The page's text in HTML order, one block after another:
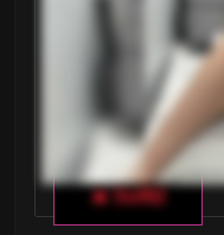
🔥 Soffi2